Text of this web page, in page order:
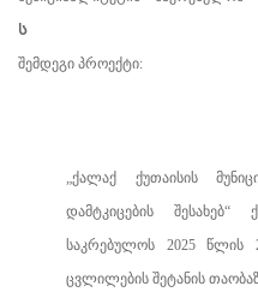
ს წ ე ს
შემდეგი პროექტი:
„ქალაქ ქუთაისის
დამტკიცების შესახებ“
საკრებულოს 2025 წლის
ცვლილების შეტანის